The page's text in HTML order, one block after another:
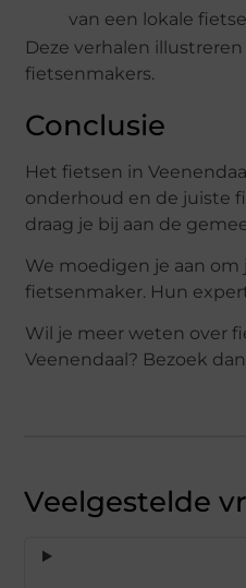
van een lokale
Deze verhalen
fietsenmakers.
Conclusie
Het fietsen in
onderhoud en de juiste
draag je bij aan de
We moedigen je aan
fietsenmaker. Hun
Wil je meer weten over
Veenendaal? Bezoek
Veelgestelde